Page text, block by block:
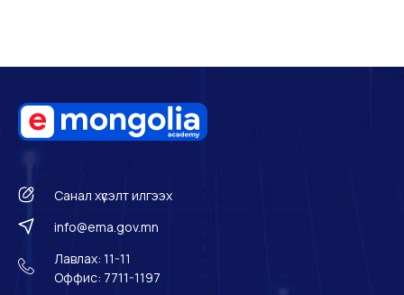
Санал хүсэлт илгээх
info@ema.gov.mn
Лавлах: 11-11
Оффис: 7711-1197